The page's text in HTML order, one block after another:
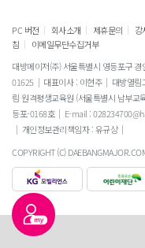
PC 버전 | 회사소개 | 제휴문의 | 강
침 | 이메일무단수집거부
대방메이저(주) 서울특별시 영등포구
01625
대표이사 : 이현주 대방열림
림 원격평생교육원 (서울특별시 남부교
등포-0168호
E-mail :
개인정보관리책임자 : 유규상
COPYRIGHT (C)